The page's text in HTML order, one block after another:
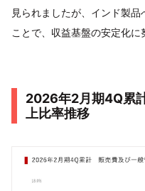
見られましたが、インド製
ことで、収益基盤の安定化に
2026年2月期4Q累
上比率推移